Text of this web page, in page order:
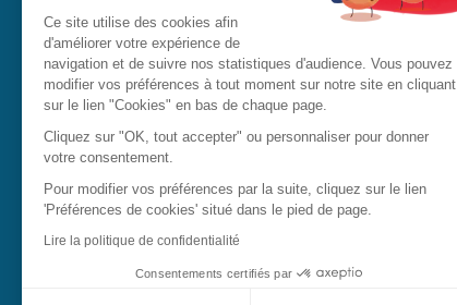
Ce site utilise des cookies afin
d'améliorer votre expérience de
navigation et de suivre nos statistiques d'audience. Vous pouvez
modifier vos préférences à tout moment sur notre site en cliquant
sur le lien "Cookies" en bas de chaque page.
Cliquez sur "OK, tout accepter" ou personnaliser pour donner
votre consentement.
Pour modifier vos préférences par la suite, cliquez sur le lien
'Préférences de cookies' situé dans le pied de page.
Lire la politique de confidentialité
Consentements certifiés par
Déposer mon offre d’alternance
Nos partenaires